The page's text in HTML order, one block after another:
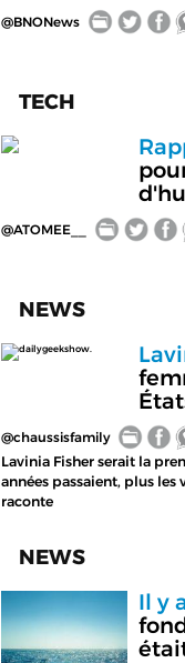
@BNONews
TECH
@ATOMEE__
NEWS
dailygeekshow.
@chaussisfamily
Lavinia Fisher serait la
années passaient, plus les
raconte
NEWS
Il y